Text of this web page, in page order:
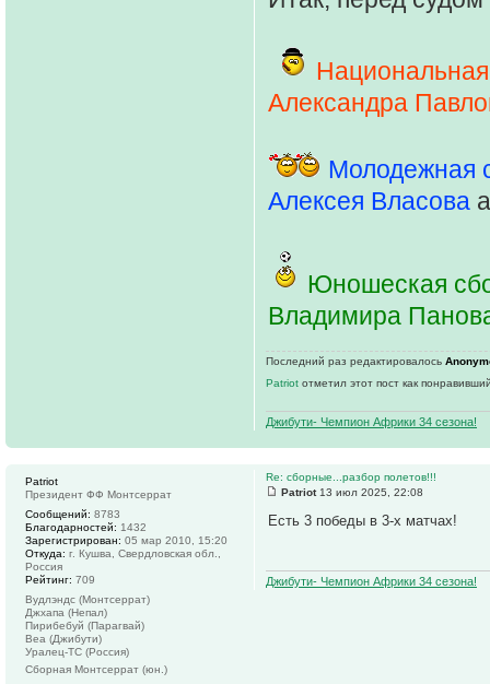
Александра
Молодежная
Алексея Власова
Юношеская
Владимира
Последний раз редактировалось
Patriot отметил этот пост как
Джибути- Чемпион Африки 34 сезона!
Re: сборные...разбор полетов!!!
Patriot13 июл 2025, 22:08
Есть 3 победы в 3-х матчах!
Джибути- Чемпион Африки 34 сезона!
Patriot
Президент ФФ Монтсеррат
Сообщений: 8783
Благодарностей: 1432
Зарегистрирован: 05 мар 2010, 15:20
Откуда: г. Кушва, Свердловская обл.,
Россия
Рейтинг: 709
Вудлэндс (Монтсеррат)
Джхапа (Непал)
Пирибебуй (Парагвай)
Веа (Джибути)
Уралец-ТС (Россия)
Сборная Монтсеррат (юн.)